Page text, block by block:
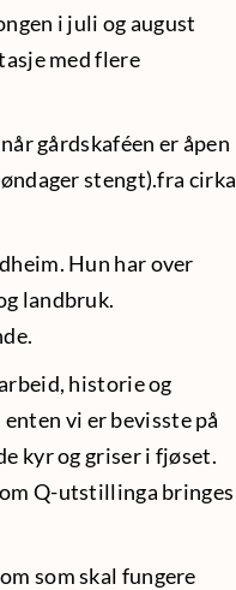
i juli og august
med flere
gårdskaféen er åpen
stengt).fra cirka
Hun har over
landbruk.
historie og
vi er bevisste på
kyr og griser i fjøset.
Q-utstillinga bringes
som skal fungere